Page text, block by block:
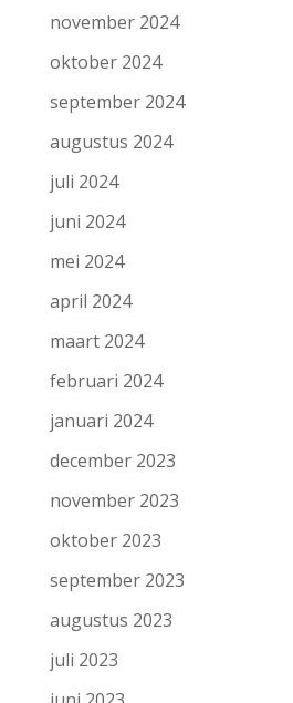
november 2024
oktober 2024
september 2024
augustus 2024
juli 2024
juni 2024
mei 2024
april 2024
maart 2024
februari 2024
januari 2024
december 2023
november 2023
oktober 2023
september 2023
augustus 2023
juli 2023